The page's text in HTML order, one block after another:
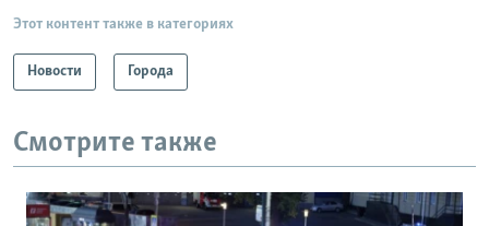
Этот контент также в категориях
Новости Города
Смотрите также